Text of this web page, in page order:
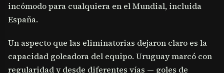
incómodo para cualquiera en el Mundial, incluida
España.
Un aspecto que las eliminatorias dejaron claro es la
capacidad goleadora del equipo. Uruguay marcó con
regularidad y desde diferentes vías — goles de